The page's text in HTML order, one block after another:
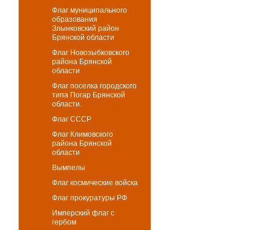
Флаг муниципального
образования
Злынковский район
Брянской области
Флаг Новозыбковского
района Брянской
области
Флаг поселка городского
типа Погар Брянской
области.
Флаг СССР
Флаг Климовского
района Брянской
области
Вымпелы
Флаг космические войска
Флаг прокуратуры РФ
Имперский флаг с
гербом